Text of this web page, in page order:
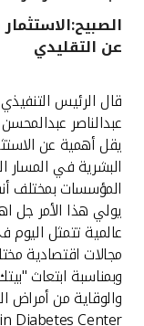
القنوات
خدمات ما
اتصل بنا
مواقع الفروع
ألمانيا
عن التقليدي
قال الرئيس
عبدالناصر
يقل أهمية عن
البشرية في المسار
المؤسسات بمختلف
يولي هذا الأمر جل
عالمية تتمثل
مجالات اقتصادية
وبمناسبة ابتعاث
والوقاية من أمراض